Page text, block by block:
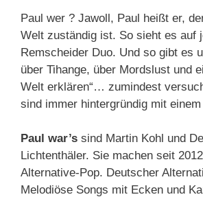
Paul wer ? Jawoll, Paul heißt er,
Welt zuständig ist. So sieht es auf
Remscheider Duo. Und so gibt es
über Tihange, über Mordslust und
Welt erklären“… zumindest
sind immer hintergründig mit
Paul war’s sind Martin Kohl und
Lichtenthäler. Sie machen seit
Alternative-Pop. Deutscher
Melodiöse Songs mit Ecken und